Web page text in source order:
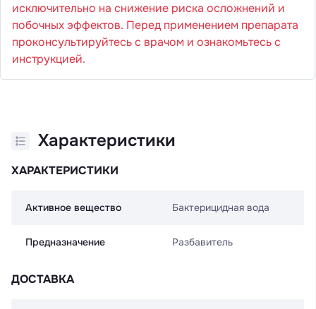
исключительно на снижение риска осложнений и
побочных эффектов. Перед применением препарата
проконсультируйтесь с врачом и ознакомьтесь с
инструкцией.
Характеристики
ХАРАКТЕРИСТИКИ
Активное вещество Бактерицидная вода
Предназначение Разбавитель
ДОСТАВКА